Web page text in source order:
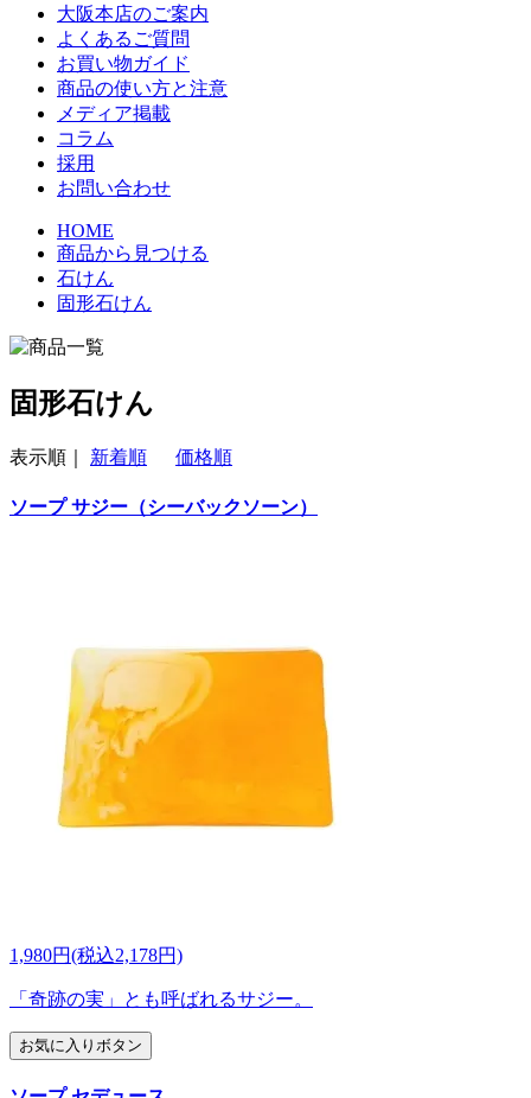
大阪本店のご案内
よくあるご質問
お買い物ガイド
商品の使い方と注意
メディア掲載
コラム
採用
お問い合わせ
HOME
商品から見つける
石けん
固形石けん
固形石けん
表示順｜ 新着順 価格順
ソープ サジー（シーバックソーン）
1,980円(税込2,178円)
「奇跡の実」とも呼ばれるサジー。
お気に入りボタン